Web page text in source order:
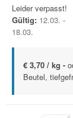
Leider verpasst!
Gültig: 12.03. -
18.03.
€ 3,70 / kg -
Beutel,